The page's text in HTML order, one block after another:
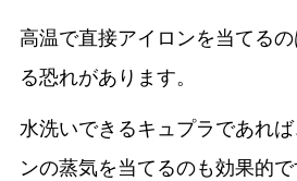
高温で直接アイロンを当てる
る恐れがあります。
水洗いできるキュプラであれ
ンの蒸気を当てるのも効果的で